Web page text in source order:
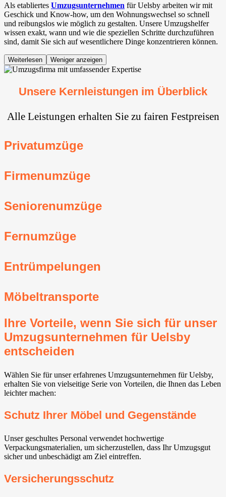
Als etabliertes Umzugsunternehmen für Uelsby arbeiten wir mit
Geschick und Know-how, um den Wohnungswechsel so schnell
und reibungslos wie möglich zu gestalten. Unsere Umzugshelfer
wissen exakt, wann und wie die speziellen Schritte durchzuführen
sind, damit Sie sich auf wesentlichere Dinge konzentrieren können.
Weiterlesen Weniger anzeigen
Unsere Kernleistungen im Überblick
Alle Leistungen erhalten Sie zu fairen Festpreisen
Privatumzüge
Firmenumzüge
Seniorenumzüge
Fernumzüge
Entrümpelungen
Möbeltransporte
Ihre Vorteile, wenn Sie sich für unser
Umzugsunternehmen für Uelsby
entscheiden
Wählen Sie für unser erfahrenes Umzugsunternehmen für Uelsby,
erhalten Sie von vielseitige Serie von Vorteilen, die Ihnen das Leben
leichter machen:
Schutz Ihrer Möbel und Gegenstände
Unser geschultes Personal verwendet hochwertige
Verpackungsmaterialien, um sicherzustellen, dass Ihr Umzugsgut
sicher und unbeschädigt am Ziel eintreffen.
Versicherungsschutz